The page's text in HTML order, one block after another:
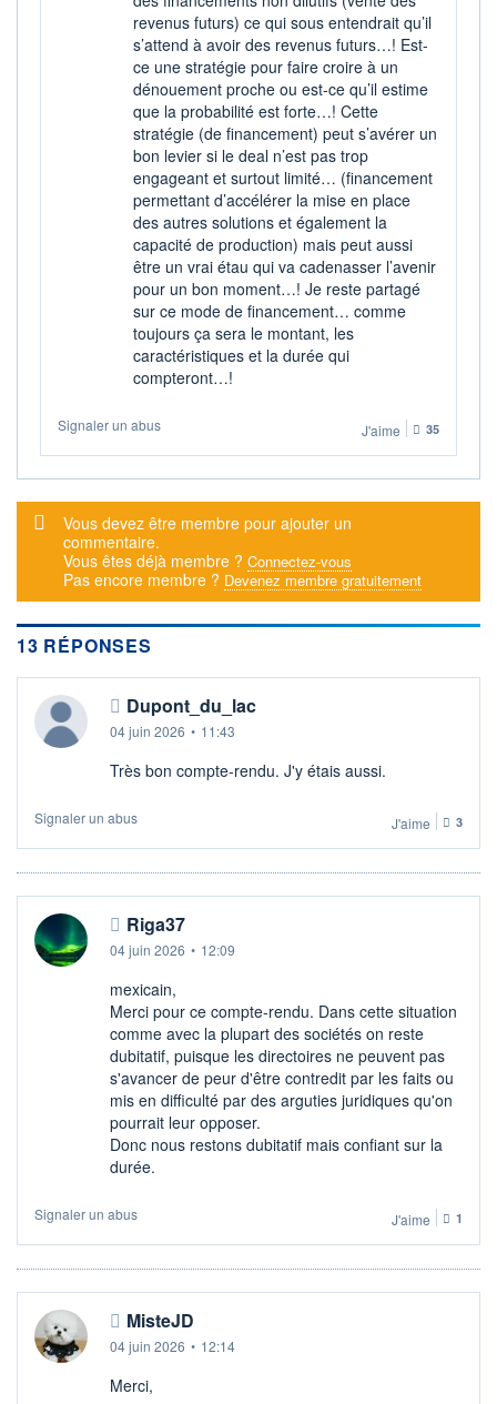
revenus futurs) ce qui sous entendrait qu’il
s’attend à avoir des revenus futurs…! Est-
ce une stratégie pour faire croire à un
dénouement proche ou est-ce qu’il estime
que la probabilité est forte…! Cette
stratégie (de financement) peut s’avérer un
bon levier si le deal n’est pas trop
engageant et surtout limité… (financement
permettant d’accélérer la mise en place
des autres solutions et également la
capacité de production) mais peut aussi
être un vrai étau qui va cadenasser l’avenir
pour un bon moment…! Je reste partagé
sur ce mode de financement… comme
toujours ça sera le montant, les
caractéristiques et la durée qui
compteront…!
Signaler un abus J'aime 35
Message d'alerte
Vous devez être membre pour ajouter un
commentaire.
Vous êtes déjà membre ? Connectez-vous
Pas encore membre ? Devenez membre gratuitement
13 RÉPONSES
Dupont_du_lac
04 juin 2026 • 11:43
Très bon compte-rendu. J'y étais aussi.
Signaler un abus J'aime 3
Riga37
04 juin 2026 • 12:09
mexicain,
Merci pour ce compte-rendu. Dans cette situation
comme avec la plupart des sociétés on reste
dubitatif, puisque les directoires ne peuvent pas
s'avancer de peur d'être contredit par les faits ou
mis en difficulté par des arguties juridiques qu'on
pourrait leur opposer.
Donc nous restons dubitatif mais confiant sur la
durée.
Signaler un abus J'aime 1
MisteJD
04 juin 2026 • 12:14
Merci,